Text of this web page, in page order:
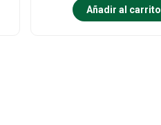
Añadir al carrito